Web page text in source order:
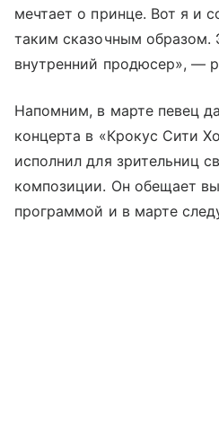
мечтает о принце. Вот я и
таким сказочным образом.
внутренний продюсер», —
Напомним, в марте певец
концерта в «Крокус Сити
исполнил для зрительниц
композиции. Он обещает
программой и в марте